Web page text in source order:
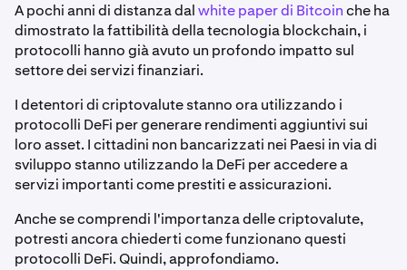
A pochi anni di distanza dalwhite paper di Bitcoinche ha
dimostrato la fattibilità della tecnologia blockchain, i
protocolli hanno già avuto un profondo impatto sul
settore dei servizi finanziari.
I detentori di criptovalute stanno ora utilizzando i
protocolli DeFi per generare rendimenti aggiuntivi sui
loro asset. I cittadini non bancarizzati nei Paesi in via di
sviluppo stanno utilizzando la DeFi per accedere a
servizi importanti come prestiti e assicurazioni.
Anche se comprendi l'importanza delle criptovalute,
potresti ancora chiederti come funzionano questi
protocolli DeFi. Quindi, approfondiamo.